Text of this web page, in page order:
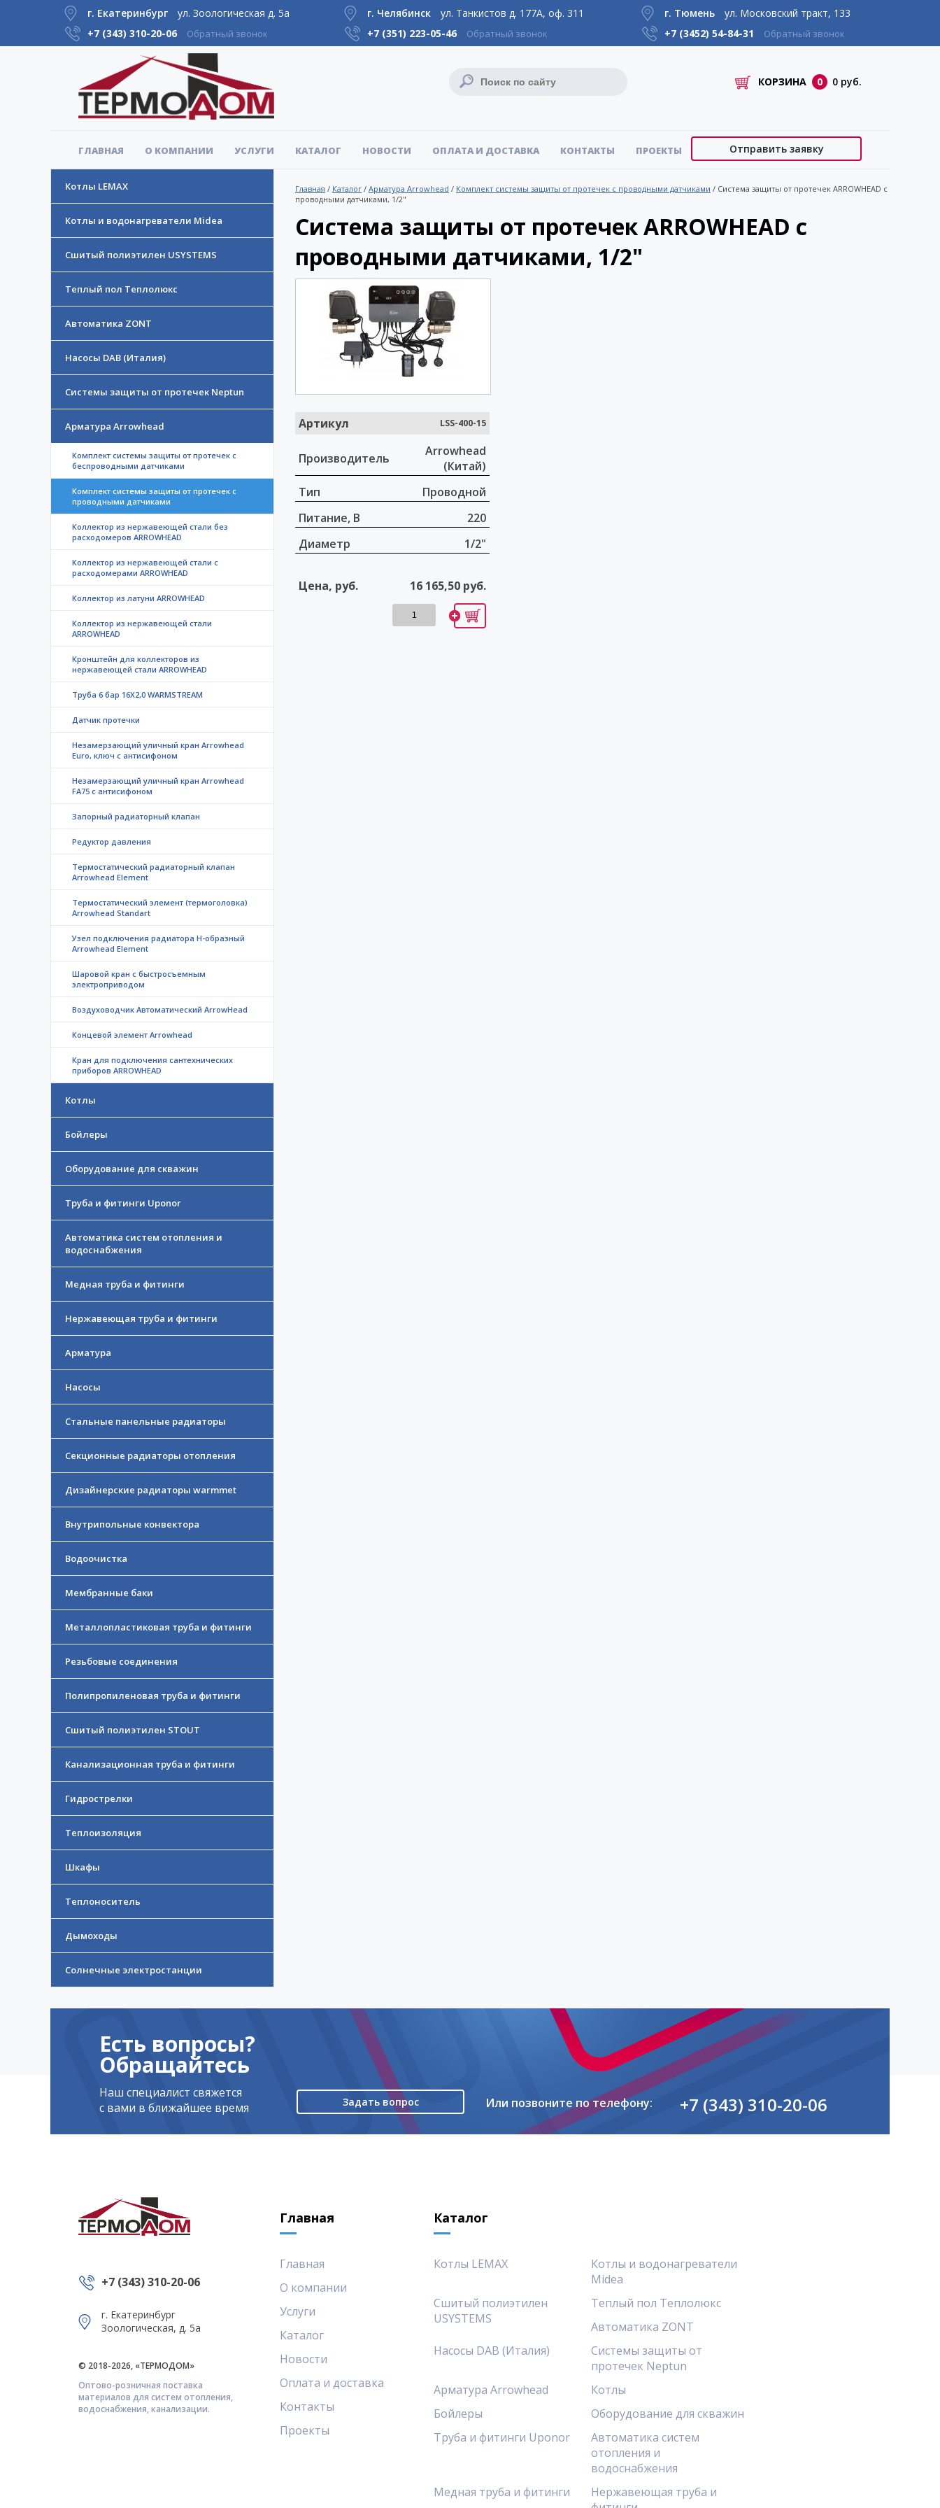
г. Екатеринбург
ул. Зоологическая д. 5а
+7 (343) 310-20-06 Обратный звонок
г. Челябинск
ул. Танкистов д. 177А, оф. 311
+7 (351) 223-05-46 Обратный звонок
г. Тюмень
ул. Московский тракт, 133
+7 (3452) 54-84-31 Обратный звонок
КОРЗИНА 0 0 руб.
Отправить заявку
ГЛАВНАЯ О КОМПАНИИ УСЛУГИ КАТАЛОГ НОВОСТИ ОПЛАТА И ДОСТАВКА КОНТАКТЫ ПРОЕКТЫ
Котлы LEMAX
Котлы и водонагреватели Midea
Сшитый полиэтилен USYSTEMS
Теплый пол Теплолюкс
Автоматика ZONT
Насосы DAB (Италия)
Системы защиты от протечек Neptun
Арматура Arrowhead
Комплект системы защиты от протечек с
беспроводными датчиками
Комплект системы защиты от протечек с
проводными датчиками
Коллектор из нержавеющей стали без
расходомеров ARROWHEAD
Коллектор из нержавеющей стали с
расходомерами ARROWHEAD
Коллектор из латуни ARROWHEAD
Коллектор из нержавеющей стали
ARROWHEAD
Кронштейн для коллекторов из
нержавеющей стали ARROWHEAD
Труба 6 бар 16X2,0 WARMSTREAM
Датчик протечки
Незамерзающий уличный кран Arrowhead
Euro, ключ с антисифоном
Незамерзающий уличный кран Arrowhead
FA75 с антисифоном
Запорный радиаторный клапан
Редуктор давления
Термостатический радиаторный клапан
Arrowhead Element
Термостатический элемент (термоголовка)
Arrowhead Standart
Узел подключения радиатора H-образный
Arrowhead Element
Шаровой кран с быстросъемным
электроприводом
Воздуховодчик Автоматический ArrowHead
Концевой элемент Arrowhead
Кран для подключения сантехнических
приборов ARROWHEAD
Котлы
Бойлеры
Оборудование для скважин
Труба и фитинги Uponor
Автоматика систем отопления и
водоснабжения
Медная труба и фитинги
Нержавеющая труба и фитинги
Арматура
Насосы
Стальные панельные радиаторы
Секционные радиаторы отопления
Дизайнерские радиаторы warmmet
Внутрипольные конвектора
Водоочистка
Мембранные баки
Металлопластиковая труба и фитинги
Резьбовые соединения
Полипропиленовая труба и фитинги
Сшитый полиэтилен STOUT
Канализационная труба и фитинги
Гидрострелки
Теплоизоляция
Шкафы
Теплоноситель
Дымоходы
Солнечные электростанции
Главная / Каталог / Арматура Arrowhead / Комплект системы защиты от протечек с проводными датчиками / Система защиты от протечек ARROWHEAD с
проводными датчиками, 1/2"
Система защиты от протечек ARROWHEAD с
проводными датчиками, 1/2"
Артикул LSS-400-15
Производитель
Arrowhead
(Китай)
Тип
Проводной
Питание, В
220
Диаметр
1/2"
Цена, руб. 16 165,50 руб.
Есть вопросы?
Обращайтесь
Наш специалист свяжется
с вами в ближайшее время
Задать вопрос Или позвоните по телефону: +7 (343) 310-20-06
Главная Каталог
+7 (343) 310-20-06
г. Екатеринбург
Зоологическая, д. 5а
© 2018-2026, «ТЕРМОДОМ»
Оптово-розничная поставка
материалов для систем отопления,
водоснабжения, канализации.
Главная
О компании
Услуги
Каталог
Новости
Оплата и доставка
Контакты
Проекты
Котлы LEMAX
Котлы и водонагреватели
Midea
Сшитый полиэтилен
USYSTEMS
Теплый пол Теплолюкс
Автоматика ZONT
Насосы DAB (Италия)
Системы защиты от
протечек Neptun
Арматура Arrowhead
Котлы
Бойлеры
Оборудование для скважин
Труба и фитинги Uponor
Автоматика систем
отопления и
водоснабжения
Медная труба и фитинги
Нержавеющая труба и